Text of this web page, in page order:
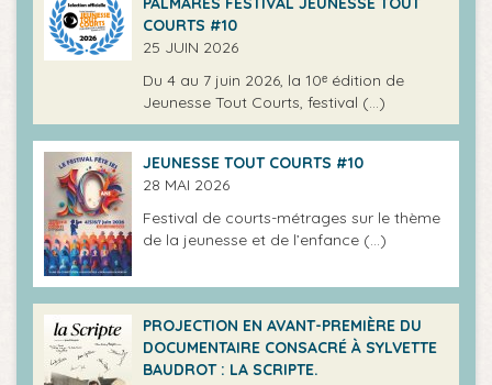
COURTS #10
25 JUIN 2026
Du 4 au 7 juin 2026, la 10ᵉ édition de
Jeunesse Tout Courts, festival (…)
JEUNESSE TOUT COURTS #10
28 MAI 2026
Festival de courts-métrages sur le thème
de la jeunesse et de l’enfance (…)
PROJECTION EN AVANT-PREMIÈRE DU
DOCUMENTAIRE CONSACRÉ À SYLVETTE
BAUDROT : LA SCRIPTE.